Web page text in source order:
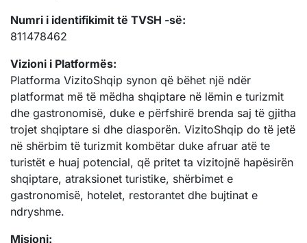
Numri i identifikimit të TVSH -së:
811478462
Vizioni i Platformës:
Platforma VizitoShqip synon që bëhet një ndër
platformat më të mëdha shqiptare në lëmin e turizmit
dhe gastronomisë, duke e përfshirë brenda saj të gjitha
trojet shqiptare si dhe diasporën. VizitoShqip do të jetë
në shërbim të turizmit kombëtar duke afruar atë te
turistët e huaj potencial, që pritet ta vizitojnë hapësirën
shqiptare, atraksionet turistike, shërbimet e
gastronomisë, hotelet, restorantet dhe bujtinat e
ndryshme.
Misioni: